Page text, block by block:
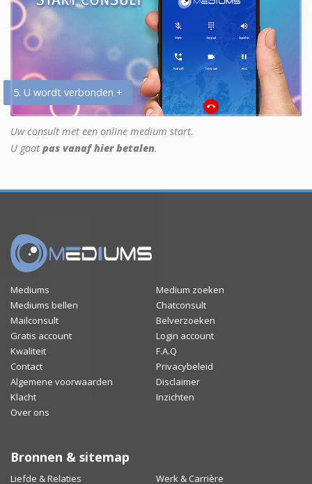
5. U wordt verbonden +
Uw consult met een online medium start.
U gaat pas vanaf hier betalen.
Mediums
Medium zoeken
Mediums bellen
Chatconsult
Mailconsult
Belverzoeken
Gratis account
Login account
Kwaliteit
F.A.Q
Contact
Privacybeleid
Algemene voorwaarden
Disclaimer
Klacht
Inzichten
Over ons
Bronnen & sitemap
Liefde & Relaties Werk & Carrière